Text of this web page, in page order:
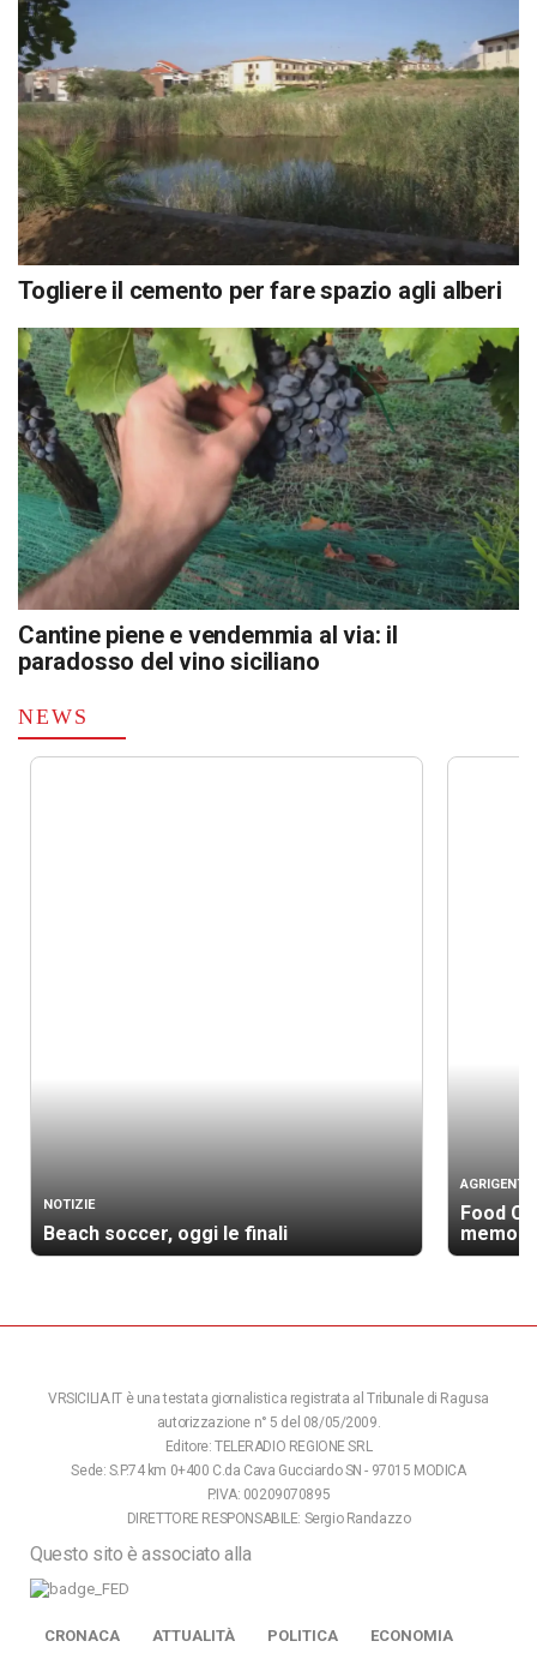
Togliere il cemento per fare spazio agli alberi
Cantine piene e vendemmia al via: il
paradosso del vino siciliano
NEWS
NOTIZIE
Beach soccer, oggi le finali
AGRIGENTO
Food
VRSICILIA.IT è una testata giornalistica registrata al Tribunale di Ragusa
autorizzazione n° 5 del 08/05/2009.
Editore: TELERADIO REGIONE SRL
Sede: S.P.74 km 0+400 C.da Cava Gucciardo SN - 97015 MODICA
P.IVA: 00209070895
DIRETTORE RESPONSABILE: Sergio Randazzo
Questo sito è associato alla
CRONACA ATTUALITÀ POLITICA ECONOMIA